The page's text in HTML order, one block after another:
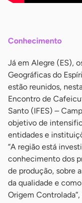
Conhecimento
Já em Alegre (ES),
Geográficas do
estão reunidos,
Encontro de
Santo (IFES) –
objetivo de
entidades e
“A região está
conhecimento dos
de produção, sobre
da qualidade e
Origem